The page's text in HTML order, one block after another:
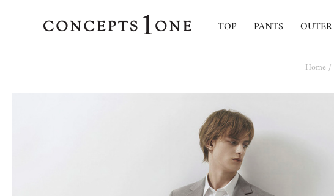
TOP PANTS OUTER
Home /